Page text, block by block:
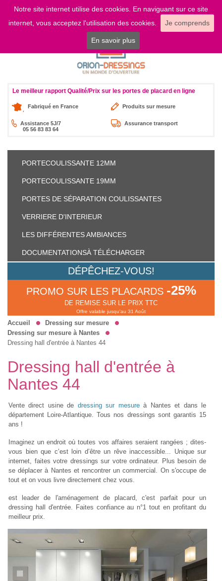
Notre site internet utilise des cookies. En naviguant sur ce site
internet, vous acceptez l'utilisation des cookies.
Je comprends
En savoir plus
LOGIN
Le meilleur rapport Qualité/Prix sur les portes de placard en ligne
Fabriqué en France Produits sur mesure
Assistance 5J/7
05 56 83 83 64
Assurance transport
PORTECOULISSANTE 12MM
PORTECOULISSANTE 19MM
PORTES DE SÉPARATION COULISSANTES
VERRIERE D'INTERIEUR
LES DIFFÉRENTESAMBIANCES
DOCUMENTATIONSÀ TÉLÉCHARGER
DÉPÊCHEZ-VOUS!
PROMO SUR LES PLACARDS -25%
DE REMISE SUR LE PRIX TTC
Offre valable jusqu'au 31 Août
Accueil
Dressing sur mesure
Dressing sur mesure à Nantes
Dressing hall d'entrée à Nantes 44
Dressing hall d'entrée à
Nantes 44
Vente direct usine de dressing sur mesureà Nantes et dans le
département Loire-Atlantique. Tous nos dressings sont garantis 15
ans !
Imaginez un endroit où toutes vos affaires seraient rangées ; dites‐
vous bien que c’est loin d’être un rêve inaccessible... Unique sur
internet, faites votre dressings sur votre ordinateur. Plus besoin de
se déplacer à Nantes et rencontrer un commercial. On s'occupe de
tout et on vous livre directement chez vous.
est leader de l'aménagement de placard, c'est parfait pour un
dressing hall d'entrée. Faites confiance au n°1 tout en profitant du
meilleur prix.